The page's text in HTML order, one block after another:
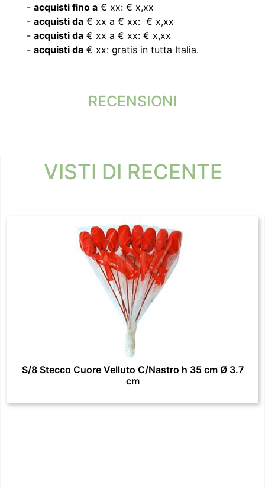
- acquisti fino a € xx: € x,xx
- acquisti da € xx a € xx: € x,xx
- acquisti da € xx a € xx: € x,xx
- acquisti da € xx: gratis in tutta Italia.
RECENSIONI
VISTI DI RECENTE
S/8 Stecco Cuore Velluto C/Nastro h 35 cm Ø 3.7
cm